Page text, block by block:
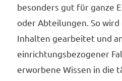
besonders gut für ganze
oder Abteilungen. So
Inhalten gearbeitet und
einrichtungsbezogener
erworbene Wissen in die